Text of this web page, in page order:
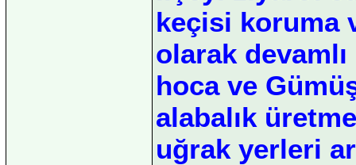
keçisi koruma
olarak
hoca ve
alabalık
uğrak yerleri